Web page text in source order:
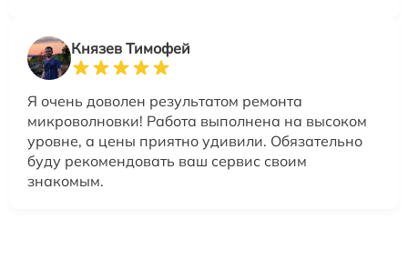
Князев Тимофей
Я очень доволен результатом ремонта
микроволновки! Работа выполнена на высоком
уровне, а цены приятно удивили. Обязательно
буду рекомендовать ваш сервис своим
знакомым.